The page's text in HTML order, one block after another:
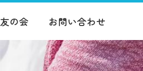
友の会 お問い合わせ